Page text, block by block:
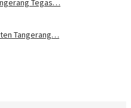
Tegas…
Tangerang…